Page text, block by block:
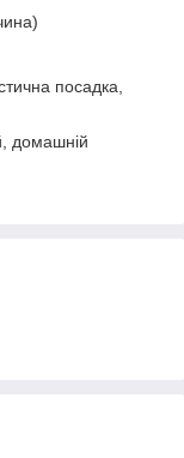
посадка,
домашній